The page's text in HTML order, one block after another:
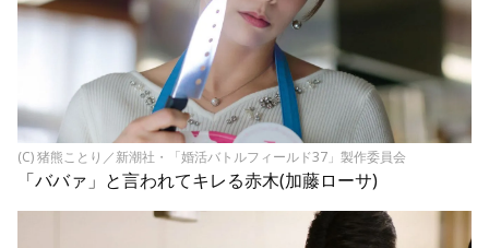
(C) 猪熊ことり／新潮社・「婚活バトルフィールド37」製作委員会
「ババァ」と言われてキレる赤木(加藤ローサ)